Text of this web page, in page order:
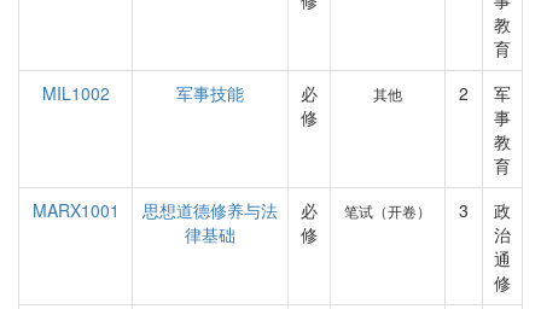
教
育
MIL1002
军事技能
必
修
其他 2
军
事
教
育
MARX1001
思想道德修养与法
律基础
必
修
笔试（开卷） 3
政
治
通
修